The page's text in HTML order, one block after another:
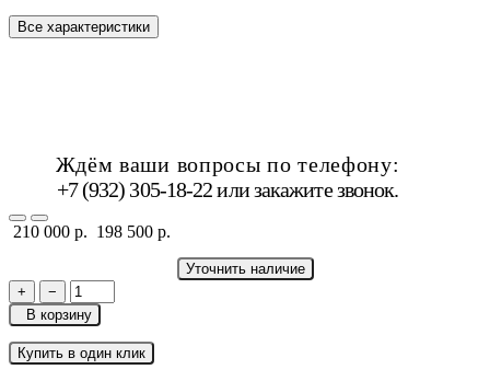
Все характеристики
Ждём ваши вопросы по телефону:
+7 (932) 305-18-22 илизакажите звонок.
210 000 р. 198 500 р.
Уточнить наличие
+
−
В корзину
Купить в один клик